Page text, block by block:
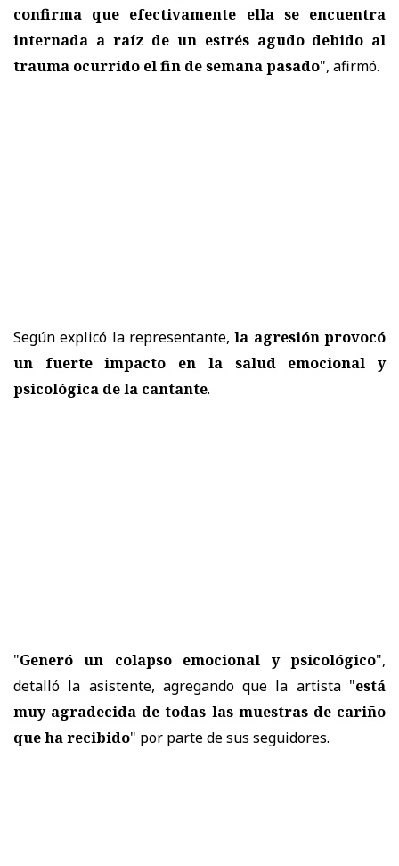
confirma que efectivamente ella se encuentra
internada a raíz de un estrés agudo debido al
trauma ocurrido el fin de semana pasado", afirmó.
Según explicó la representante,la agresión provocó
un fuerte impacto en la salud emocional y
psicológica de la cantante.
"Generó un colapso emocional y psicológico",
detalló la asistente, agregando que la artista "está
muy agradecida de todas las muestras de cariño
que ha recibido" por parte de sus seguidores.